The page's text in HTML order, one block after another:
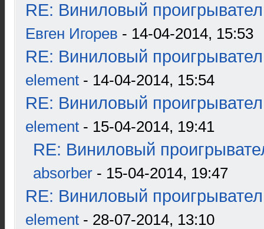
RE: Виниловый
Евген Игорев - 14-04-2014, 15:53
RE: Виниловый
element - 14-04-2014, 15:54
RE: Виниловый
element - 15-04-2014, 19:41
RE: Виниловый
absorber - 15-04-2014, 19:47
RE: Виниловый
element - 28-07-2014, 13:10